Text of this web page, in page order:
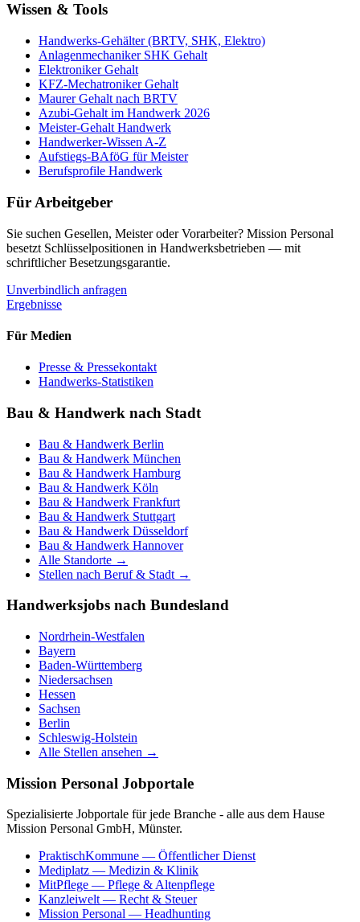
Wissen & Tools
Handwerks-Gehälter (BRTV, SHK, Elektro)
Anlagenmechaniker SHK Gehalt
Elektroniker Gehalt
KFZ-Mechatroniker Gehalt
Maurer Gehalt nach BRTV
Azubi-Gehalt im Handwerk 2026
Meister-Gehalt Handwerk
Handwerker-Wissen A-Z
Aufstiegs-BAföG für Meister
Berufsprofile Handwerk
Für Arbeitgeber
Sie suchen Gesellen, Meister oder Vorarbeiter? Mission Personal
besetzt Schlüsselpositionen in Handwerksbetrieben — mit
schriftlicher Besetzungsgarantie.
Unverbindlich anfragen
Ergebnisse
Für Medien
Presse & Pressekontakt
Handwerks-Statistiken
Bau & Handwerk nach Stadt
Bau & Handwerk Berlin
Bau & Handwerk München
Bau & Handwerk Hamburg
Bau & Handwerk Köln
Bau & Handwerk Frankfurt
Bau & Handwerk Stuttgart
Bau & Handwerk Düsseldorf
Bau & Handwerk Hannover
Alle Standorte →
Stellen nach Beruf & Stadt →
Handwerksjobs nach Bundesland
Nordrhein-Westfalen
Bayern
Baden-Württemberg
Niedersachsen
Hessen
Sachsen
Berlin
Schleswig-Holstein
Alle Stellen ansehen →
Mission Personal Jobportale
Spezialisierte Jobportale für jede Branche - alle aus dem Hause
Mission Personal GmbH, Münster.
PraktischKommune — Öffentlicher Dienst
Mediplatz — Medizin & Klinik
MitPflege — Pflege & Altenpflege
Kanzleiwelt— Recht & Steuer
Mission Personal — Headhunting